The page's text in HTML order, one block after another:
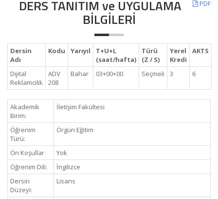
PDF
DERS TANITIM ve UYGULAMA
BİLGİLERİ
Dersin
Adı
Kodu Yarıyıl
T+U+L
(saat/hafta)
Türü
(Z / S)
Yerel
Kredi
AKTS
Dijital
Reklamcılık
ADV
208
Bahar 03+00+00 Seçmeli 3 6
Akademik
Birim:
İletişim Fakültesi
Öğrenim
Türü:
Örgün Eğitim
Ön Koşullar
Yok
Öğrenim Dili:
İngilizce
Dersin
Düzeyi:
Lisans